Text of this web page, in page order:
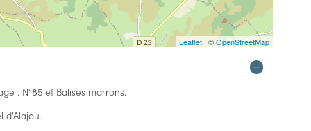
Leaflet| ©OpenStreetMap
: N°85 et Balises marrons.
d'Alajou.